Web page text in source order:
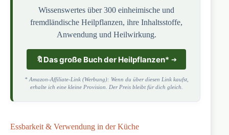
Wissenswertes über 300 einheimische und
fremdländische Heilpflanzen, ihre Inhaltsstoffe,
Anwendung und Heilwirkung.
🔖 Das große Buch der Heilpflanzen*
* Amazon-Affiliate-Link (Werbung): Wenn du über diesen Link kaufst,
erhalte ich eine kleine Provision. Der Preis bleibt für dich gleich.
Essbarkeit & Verwendung in der Küche